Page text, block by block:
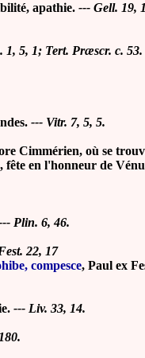
apathie. --- Gell. 19,
1, 5, 1; Tert. Præscr. c. 53.
--- Vitr. 7, 5, 5.
Cimmérien, où se
en l'honneur de
Plin. 6, 46.
22, 17
compesce, Paul ex
--- Liv. 33, 14.